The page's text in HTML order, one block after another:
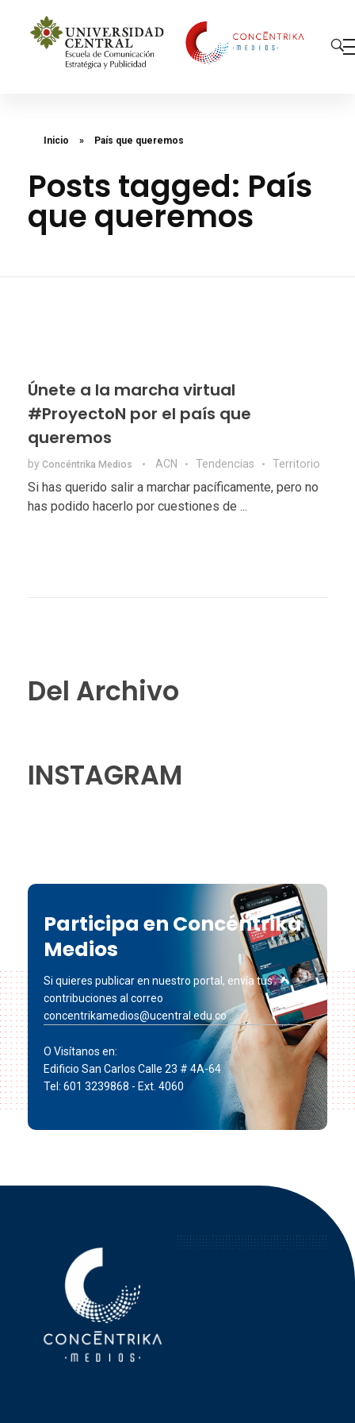
Inicio » País que queremos
Posts tagged: País
que queremos
Únete a la marcha virtual
#ProyectoN por el país que
queremos
by Concéntrika Medios ACN Tendencias Territorio
Si has querido salir a marchar pacíficamente, pero no
has podido hacerlo por cuestiones de ...
Del Archivo
INSTAGRAM
Participa en Concéntrika
Medios
Si quieres publicar en nuestro portal, envía tus
contribuciones al correo
concentrikamedios@ucentral.edu.co
O Visítanos en:
Edificio San Carlos Calle 23 # 4A-64
Tel: 601 3239868 - Ext. 4060